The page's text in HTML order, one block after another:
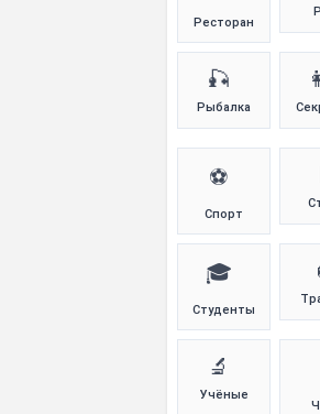
Ресторан
🎣
Рыбалка
⚽
Спорт
🎓
Студенты
🔬
Учёные